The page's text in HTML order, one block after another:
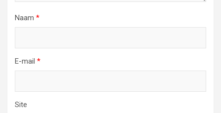
Naam *
E-mail *
Site